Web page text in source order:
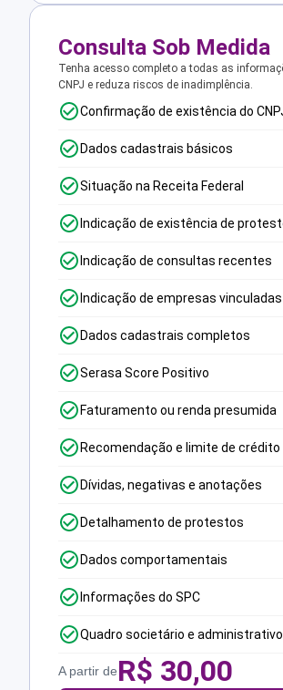
Consulta Sob Medida
Tenha acesso completo a todas as
CNPJ e reduza riscos de inadimplência.
Confirmação de existência do
Dados cadastrais básicos
Situação na Receita Federal
Indicação de existência de
Indicação de consultas recentes
Indicação de empresas vinculadas
Dados cadastrais completos
Serasa Score Positivo
Faturamento ou renda presumida
Recomendação e limite de crédito
Dívidas, negativas e anotações
Detalhamento de protestos
Dados comportamentais
Informações do SPC
Quadro societário e administrativo
A partir deR$ 30,00